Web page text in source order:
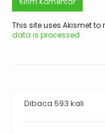
This site uses Akismet to
data is processed.
Dibaca 593 kali